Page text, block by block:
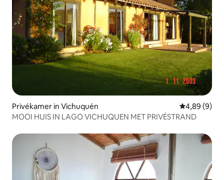
Privékamer in Vichuquén Gemiddelde
4,89 (9)
MOOI HUIS IN LAGO VICHUQUEN MET PRIVÉSTRAND